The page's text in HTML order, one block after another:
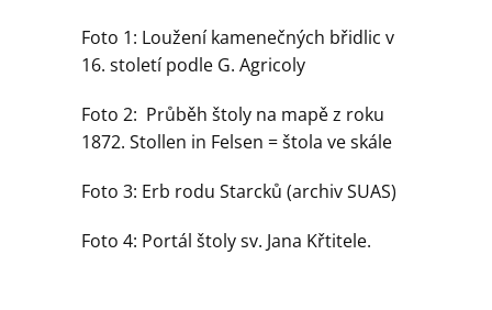
Foto 1: Loužení kamenečných břidlic v
16. století podle G. Agricoly
Foto 2: Průběh štoly na mapě z roku
1872. Stollen in Felsen = štola ve skále
Foto 3: Erb rodu Starcků (archiv SUAS)
Foto 4: Portál štoly sv. Jana Křtitele.